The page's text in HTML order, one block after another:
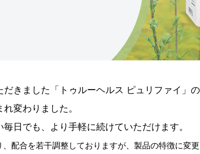
だきました「トゥルーヘルス ピュリファイ」
変わりました。
日でも、より手軽に続けていただけます。
配合を若干調整しておりますが、製品の特徴に変